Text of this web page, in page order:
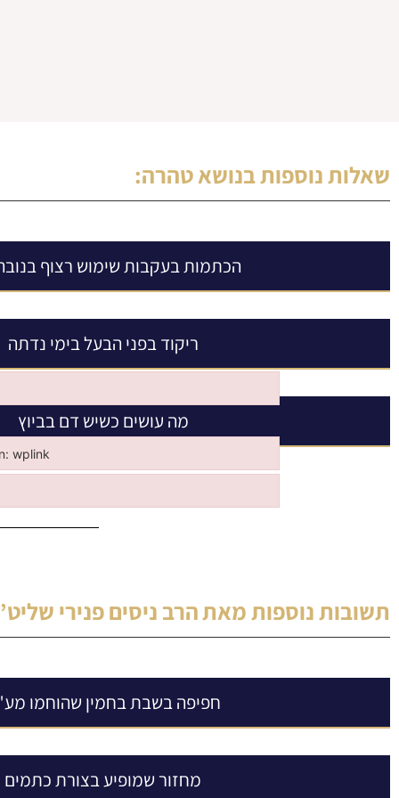
שאלות נוספות בנושאטהרה:
הכתמות בעקבות שימוש רצוף
ריקוד בפני הבעל בימי נדתה
מה עושים כשיש דם בביוץ
תשובות נוספות מאתהרב ניסים פנירי
חפיפה בשבת בחמין שהוחמו
מחזור שמופיע בצורת כתמים
wplink
wplink